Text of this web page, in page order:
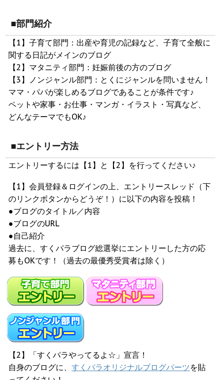
■部門紹介
【1】子育て部門：出産や育児の記録など、子育て全般に
関する日記がメインのブログ
【2】マタニティ部門：妊娠前後の方のブログ
【3】ノンジャンル部門：とくにジャンルを問いません！
ママ・パパが楽しめるブログであることが条件です♪
ペットや家事・お仕事・マンガ・イラスト・写真など、
どんなテーマでもOK♪
■エントリー方法
エントリーするには【1】と【2】を行ってください♪
【1】会員登録＆ログインの上、エントリースレッド（下
のリンクボタンからどうぞ！）に以下の内容を投稿！
●ブログのタイトル／内容
●ブログのURL
●自己紹介
過去に、すくパラブログ総選挙にエントリーした方の応
募もOKです！（過去の最優秀受賞者は除く）
【2】「すくパラやってるよ☆」宣言！
自身のブログに、 すくパラオリジナルブログパーツを貼